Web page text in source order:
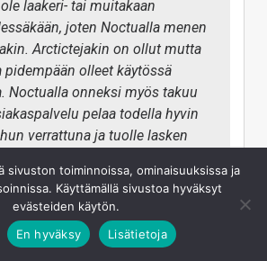
laakeri- tai muitakaan
joten Noctualla menen
Arctictejakin on ollut mutta
pidempään olleet käytössä
Noctualla onneksi myös takuu
pelaa todella hyvin
verrattuna ja tuolle lasken
tähän sen verran, että
sulla on yhteistyö Noctua kanssa
pelaisi tässä tapauksessa
sivuston toiminnoissa, ominaisuuksissa ja
Käyttämällä sivustoa hyväksyt
evästeiden käytön.
En hyväksy Lisätietoja